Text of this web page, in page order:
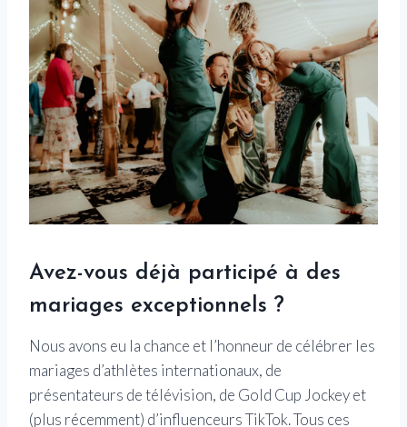
Avez-vous déjà participé à des
mariages exceptionnels ?
Nous avons eu la chance et l’honneur de célébrer les
mariages d’athlètes internationaux, de
présentateurs de télévision, de Gold Cup Jockey et
(plus récemment) d’influenceurs TikTok. Tous ces